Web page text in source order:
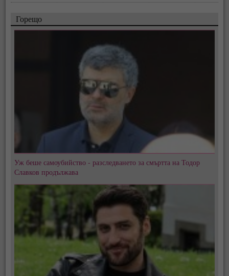
Горещо
Уж беше самоубийство - разследването за смъртта на Тодор
Славков продължава